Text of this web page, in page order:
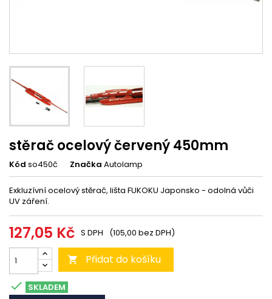
stěrač ocelový červený 450mm
Kód so450č Značka Autolamp
Exkluzívní ocelový stěrač, lišta FUKOKU Japonsko - odolná vůči
UV záření.
127,05 Kč S DPH (105,00 bez DPH)
 Přidat do košíku
 SKLADEM